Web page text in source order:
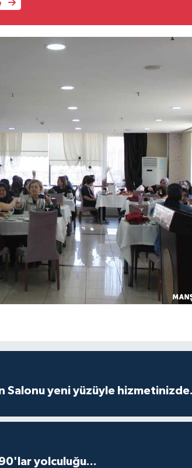
Salonu yeni yüzüyle
yolculuğu...